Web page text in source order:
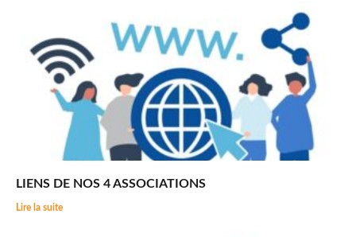
LIENS DE NOS 4 ASSOCIATIONS
Lire la suite